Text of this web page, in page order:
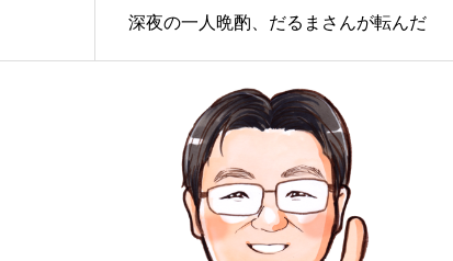
深夜の一人晩酌、だるまさんが転んだ